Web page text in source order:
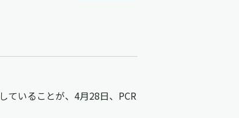
ていることが、4月28日、PCR